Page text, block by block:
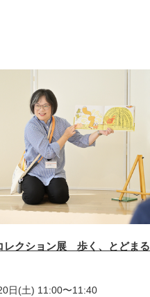
レクション展 歩く、とどま
日(土) 11:00〜11:40